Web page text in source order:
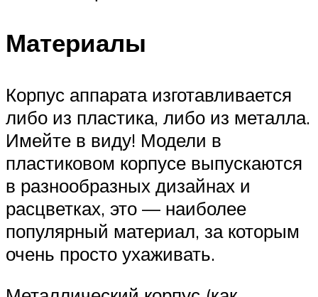
Материалы
Корпус аппарата изготавливается
либо из пластика, либо из металла.
Имейте в виду! Модели в
пластиковом корпусе выпускаются
в разнообразных дизайнах и
расцветках, это — наиболее
популярный материал, за которым
очень просто ухаживать.